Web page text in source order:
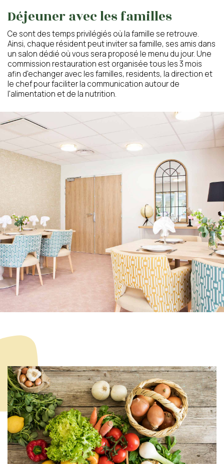
Déjeuner avec les familles
Ce sont des temps privilégiés où la famille se retrouve.
Ainsi, chaque résident peut inviter sa famille, ses amis dans
un salon dédié où vous sera proposé le menu du jour. Une
commission restauration est organisée tous les 3 mois
afin d'echanger avec les familles, residents, la direction et
le chef pour faciliter la communication autour de
l'alimentation et de la nutrition.